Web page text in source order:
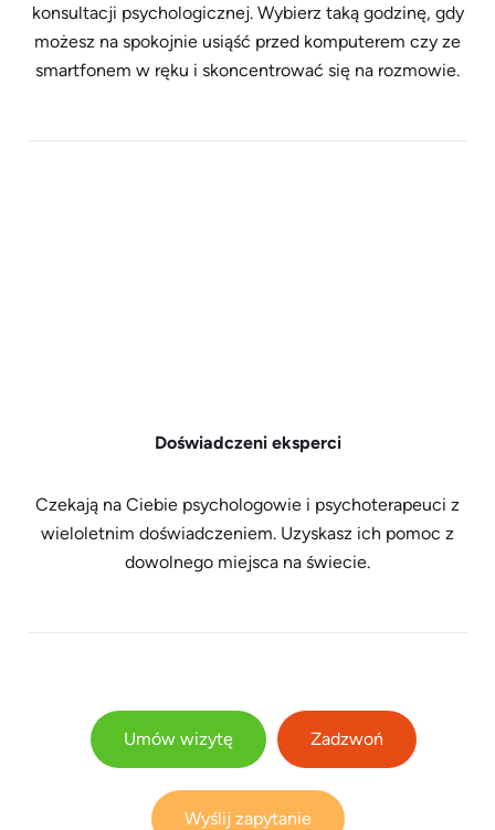
konsultacji psychologicznej. Wybierz taką godzinę, gdy
możesz na spokojnie usiąść przed komputerem czy ze
smartfonem w ręku i skoncentrować się na rozmowie.
Doświadczeni eksperci
Czekają na Ciebie psychologowie i psychoterapeuci z
wieloletnim doświadczeniem. Uzyskasz ich pomoc z
dowolnego miejsca na świecie.
Umów wizytę Zadzwoń
Wyślij zapytanie